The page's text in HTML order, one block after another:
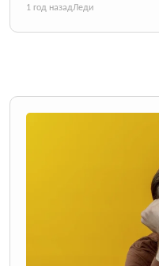
1 год назадЛеди